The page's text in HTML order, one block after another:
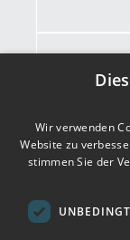
Wir verwenden
Website zu
stimmen Sie der